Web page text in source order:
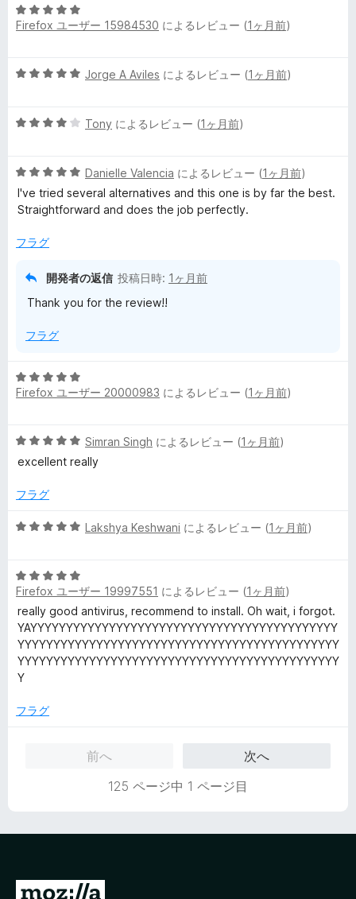
評
価
中
5
価
5
段
5
価
Firefox ユーザー 15984530 によるレビュー (1ヶ月前)
5
中
評
価
Jorge A Aviles によるレビュー (1ヶ月前)
5
中
4
の
価
Tony によるレビュー (1ヶ月前)
5
段
階
5
Danielle Valencia によるレビュー (1ヶ月前)
I've tried several alternatives and this one is by far the best.
Straightforward and does the job perfectly.
フラグ
開発者の返信 投稿日時: 1ヶ月前
Thank you for the review!!
フラグ
5
段
5
の
価
Firefox ユーザー 20000983 によるレビュー (1ヶ月前)
5
段
中
の
Simran Singh によるレビュー (1ヶ月前)
excellent really
フラグ
5
中
5
の
評
価
Lakshya Keshwani によるレビュー (1ヶ月前)
5
段
階
中
5
の
評
Firefox ユーザー 19997551 によるレビュー (1ヶ月前)
really good antivirus, recommend to install. Oh wait, i forgot.
YAYYYYYYYYYYYYYYYYYYYYYYYYYYYYYYYYYYYYYYYYYYY
YYYYYYYYYYYYYYYYYYYYYYYYYYYYYYYYYYYYYYYYYYYYY
YYYYYYYYYYYYYYYYYYYYYYYYYYYYYYYYYYYYYYYYYYYYY
Y
フラグ
前へ
次へ
125 ページ中 1 ページ目
M